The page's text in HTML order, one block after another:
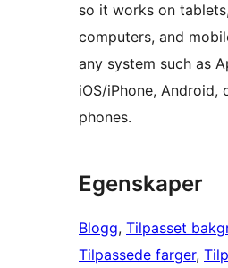
so it works on
computers, and
any system such as
iOS/iPhone, Android,
phones.
Egenskaper
Blogg, Tilpasset
Tilpassede farger,